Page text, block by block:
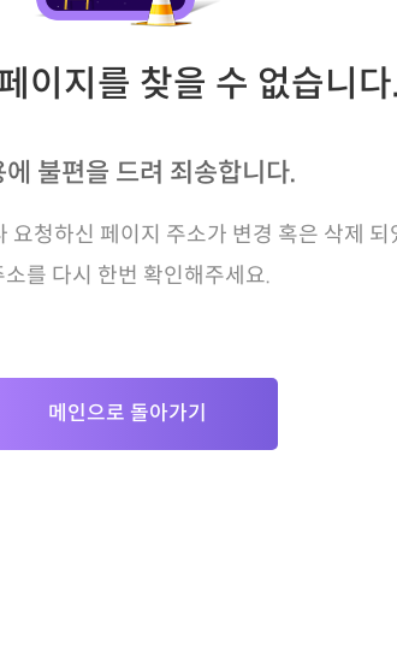
이지를 찾을 수 없습니다.
에 불편을 드려 죄송합니다.
요청하신 페이지 주소가 변경 혹은 삭제 되
소를 다시 한번 확인해주세요.
메인으로 돌아가기